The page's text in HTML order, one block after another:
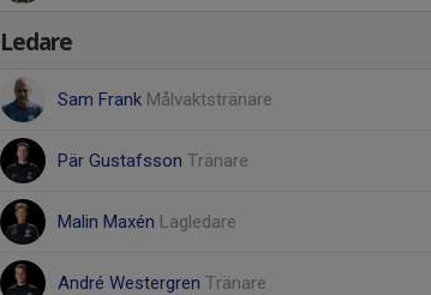
Ledare
Sam Frank Målvaktstränare
Pär Gustafsson Tränare
Malin Maxén Lagledare
André Westergren Tränare